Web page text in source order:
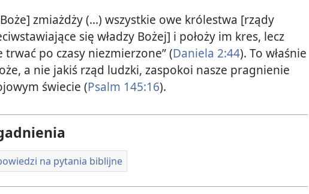
zmiażdży (...) wszystkie owe królestwa [rządy
się władzy Bożej] i położy im kres, lecz
trwać po czasy niezmierzone” (Daniela 2:44). To właśnie
a nie jakiś rząd ludzki, zaspokoi nasze pragnienie
świecie (Psalm 145:16).
na pytania biblijne